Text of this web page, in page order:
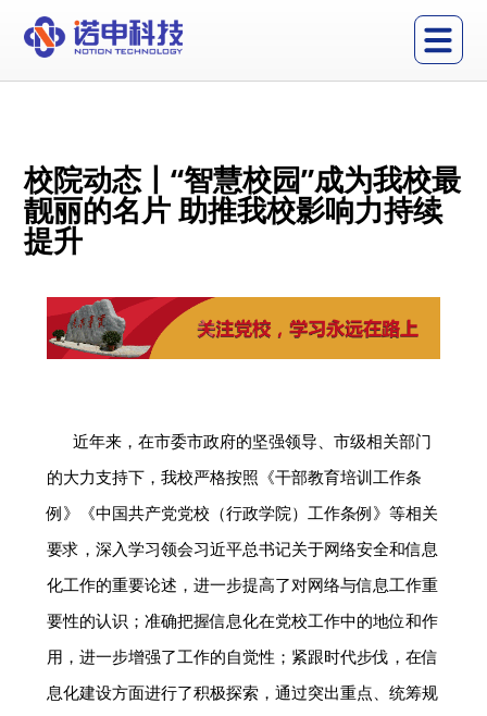
校院动态丨“智慧校园”成为我校最
靓丽的名片 助推我校影响力持续
提升
近年来，在市委市政府的坚强领导、市级相关部门
的大力支持下，我校严格按照《干部教育培训工作条
例》《中国共产党党校（行政学院）工作条例》等相关
要求，深入学习领会习近平总书记关于网络安全和信息
化工作的重要论述，进一步提高了对网络与信息工作重
要性的认识；准确把握信息化在党校工作中的地位和作
用，进一步增强了工作的自觉性；紧跟时代步伐，在信
息化建设方面进行了积极探索，通过突出重点、统筹规